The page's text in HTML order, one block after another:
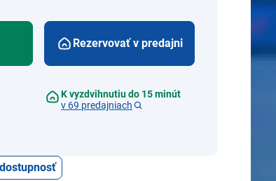
Rezervovať v predajni
K vyzdvihnutiu do 15 minút
v 69 predajniach